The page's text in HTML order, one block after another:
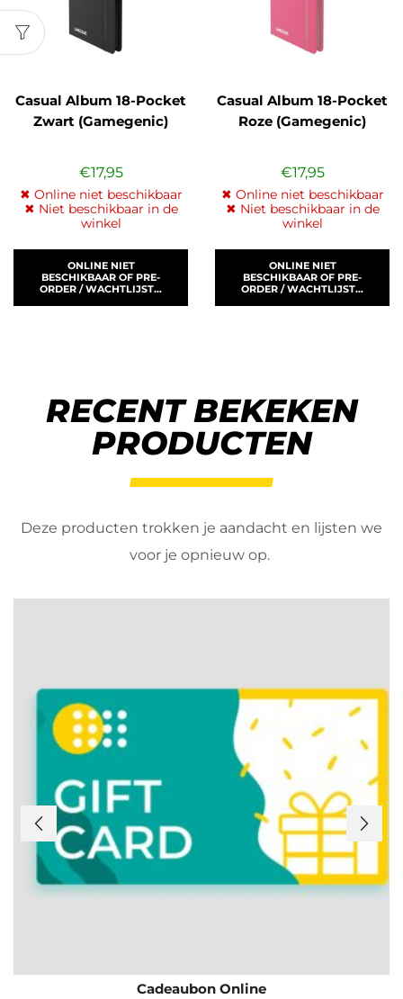
Casual Album 18-Pocket
Zwart (Gamegenic)
€17,95
✖ Online niet beschikbaar
✖ Niet beschikbaar in de
winkel
ONLINE NIET
BESCHIKBAAR OF PRE-
ORDER / WACHTLIJST...
Casual Album 18-Pocket
Roze (Gamegenic)
€17,95
✖ Online niet beschikbaar
✖ Niet beschikbaar in de
winkel
ONLINE NIET
BESCHIKBAAR OF PRE-
ORDER / WACHTLIJST...
RECENT BEKEKEN
PRODUCTEN
Deze producten trokken je aandacht en lijsten we
voor je opnieuw op.
Cadeaubon Online